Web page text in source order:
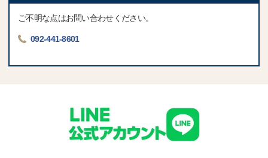
ご不明な点はお問い合わせください。
092-441-8601